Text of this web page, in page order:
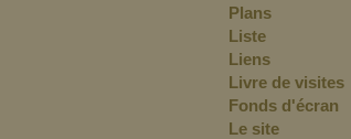
Plans
Liste
Liens
Livre de visites
Fonds d'écran
Le site